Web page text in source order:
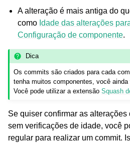
A alteração é mais antiga do
como Idade das alterações
Configuração de componente.
Dica
Os commits são criados para cada
tenha muitos componentes, você
Você pode utilizar a extensãoSquash
Se quiser confirmar as
sem verificações de idade, você
regular para realizar um commit.